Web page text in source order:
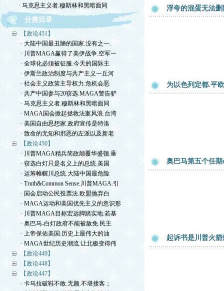
· 马克思主义者.穆斯林和黑暗面同
分类目录
【政论451】
· 大陆中国最丑陋的国家.没有之一.
· 川普MAGA赢得了美伊战争.空军一
· 全球化必须被征服.今天的国际主
· 伊斯兰政治制度与共产主义一丘河
· 社会主义政策主导权力.危机会恶
· 共产中国参与20窃选.MAGA警告驴
· 马克思主义者.穆斯林和黑暗面同
· MAGA国会掀起拯救法案风浪.台湾
· 美国自由思想家.政府宣传是特洛
· 致命的无知和邪恶的左派以及新老
【政论450】
· 川普MAGA精兵简政颠覆华盛顿.垂
· 窃选白灯只是名义上的总统.美国
· 运筹帷幄川总统.大陆中国最危险
· Truth&Common Sense.川普MAGA.引
· 国会启动公民投票法.欧盟抛弃白
· MAGA运动和美国优先主义的意识形
· 川普MAGA目标宏远脚踏实地.若基
· 奥巴马-白灯政府不能被赦免.民主
· 上帝保佑美国.历史上最伟大的油
· MAGA世纪历史潮流.让北极变得伟
【政论449】
【政论448】
【政论447】
· 卡马拉破鞋不敢.无颜.不堪接客；
浮夸的混蛋无法
为以色列定都.平
奥巴马第五个任
起诉书是川普火